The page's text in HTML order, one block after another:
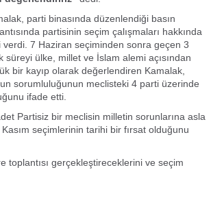
parti binasında düzenlendiği basın
partisinin seçim çalışmaları hakkında
verdi. 7 Haziran seçiminden sonra geçen 3
süreyi ülke, millet ve İslam alemi açısından
bir kayıp olarak değerlendiren Kamalak,
sorumluluğunun meclisteki 4 parti üzerinde
ifade etti.
Partisiz bir meclisin milletin sorunlarına asla
seçimlerinin tarihi bir fırsat olduğunu
toplantısı gerçekleştireceklerini ve seçim